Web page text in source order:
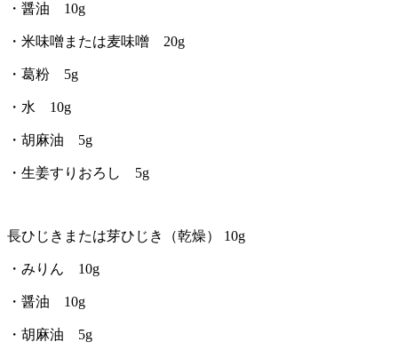
・醤油 10g
・米味噌または麦味噌 20g
・葛粉 5g
・水 10g
・胡麻油 5g
・生姜すりおろし 5g
長ひじきまたは芽ひじき（乾燥） 10g
・みりん 10g
・醤油 10g
・胡麻油 5g